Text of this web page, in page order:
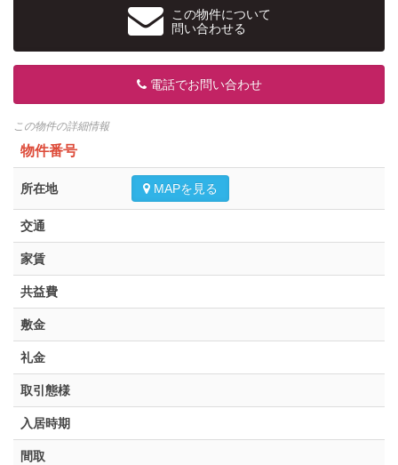
この物件について
問い合わせる
電話でお問い合わせ
この物件の詳細情報
物件番号
所在地 MAPを見る
交通
家賃
共益費
敷金
礼金
取引態様
入居時期
間取